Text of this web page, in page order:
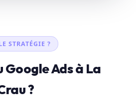
STRATÉGIE ?
Google Ads à La
?